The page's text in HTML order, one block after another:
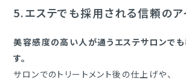
5.エステでも採用される信頼のア
美容感度の高い人が通うエステサロンでも
す。
サロンでのトリートメント後の仕上げや、